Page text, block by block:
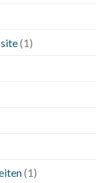
(1)
(1)